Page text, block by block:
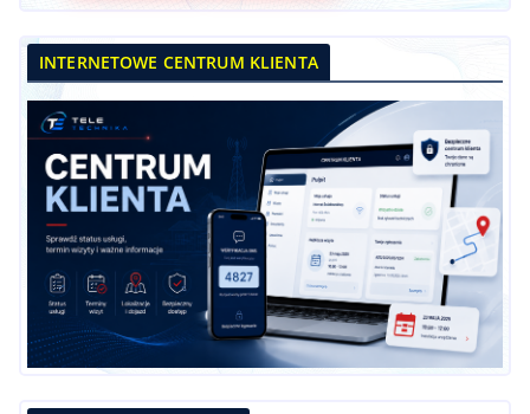
INTERNETOWE CENTRUM KLIENTA